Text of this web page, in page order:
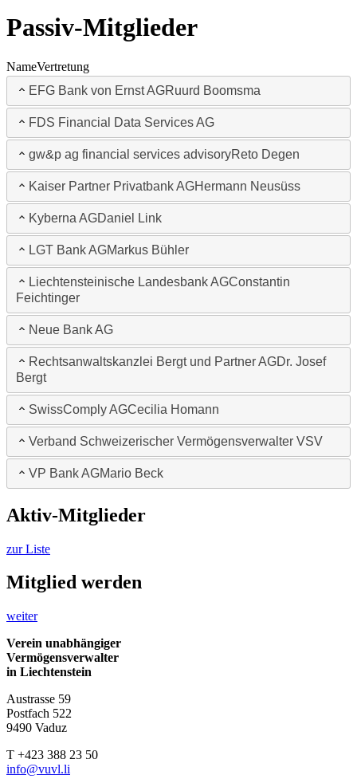
Passiv-Mitglieder
NameVertretung
EFG Bank von Ernst AGRuurd Boomsma
FDS Financial Data Services AG
gw&p ag financial services advisoryReto Degen
Kaiser Partner Privatbank AGHermann Neusüss
Kyberna AGDaniel Link
LGT Bank AGMarkus Bühler
Liechtensteinische Landesbank AGConstantin
Feichtinger
Neue Bank AG
Rechtsanwaltskanzlei Bergt und Partner AGDr. Josef
Bergt
SwissComply AGCecilia Homann
Verband Schweizerischer Vermögensverwalter VSV
VP Bank AGMario Beck
Aktiv-Mitglieder
zur Liste
Mitglied werden
weiter
Verein unabhängiger
Vermögensverwalter
in Liechtenstein
Austrasse 59
Postfach 522
9490 Vaduz
T +423 388 23 50
info@vuvl.li